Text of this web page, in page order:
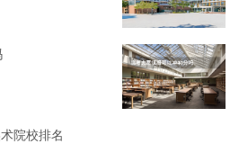
院校排名